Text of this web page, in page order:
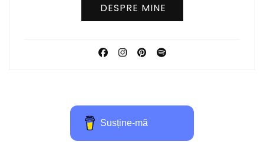
DESPRE MINE
Susține-mă